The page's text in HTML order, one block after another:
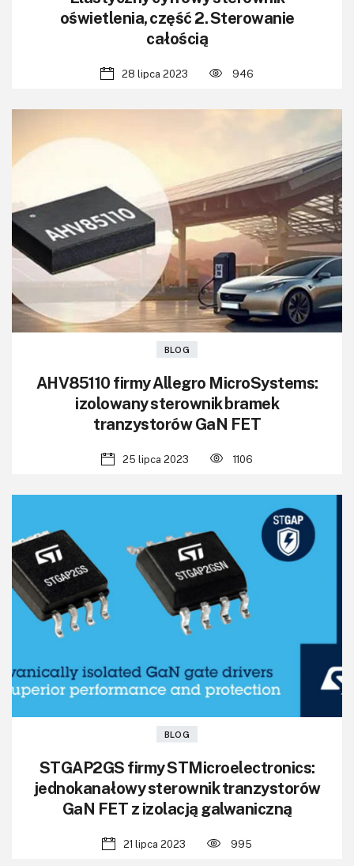
oświetlenia, część 2. Sterowanie
całością
28 lipca 2023 946
BLOG
AHV85110 firmy Allegro MicroSystems:
izolowany sterownik bramek
tranzystorów GaN FET
25 lipca 2023 1106
BLOG
STGAP2GS firmy STMicroelectronics:
jednokanałowy sterownik tranzystorów
GaN FET z izolacją galwaniczną
21 lipca 2023 995